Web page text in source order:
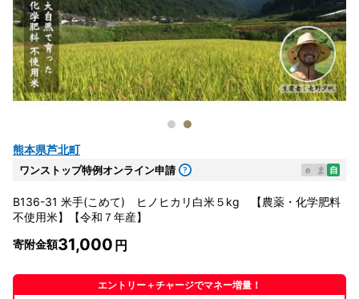
熊本県芦北町
ワンストップ特例オンライン申請 e ま 自
B136-31 米手(こめて) ヒノヒカリ白米５kg 【農薬・化学肥料
不使用米】【令和７年産】
寄附金額31,000
エントリー＋チャージでマネー増量！